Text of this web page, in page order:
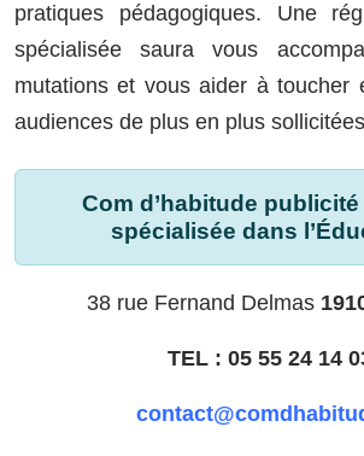
pratiques pédagogiques. Une
spécialisée saura vous
mutations et vous aider à toucher
audiences de plus en plus
Com d’habitude publicité
spécialisée dans
38 rue Fernand Delmas
TEL : 05 55 24 14